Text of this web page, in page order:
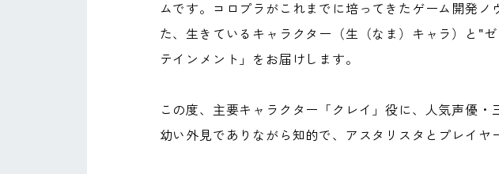
ムです。コロプラがこれまでに培ってきたゲーム開発
た、生きているキャラクター（生（なま）キャラ）と"
テインメント」をお届けします。
この度、主要キャラクター「クレイ」役に、人気声優
幼い外見でありながら知的で、アスタリスタとプレイヤ